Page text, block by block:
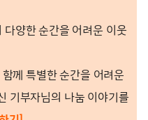
다양한 순간을 어려운 이웃
께 특별한 순간을 어려운
기부자님의 나눔 이야기를